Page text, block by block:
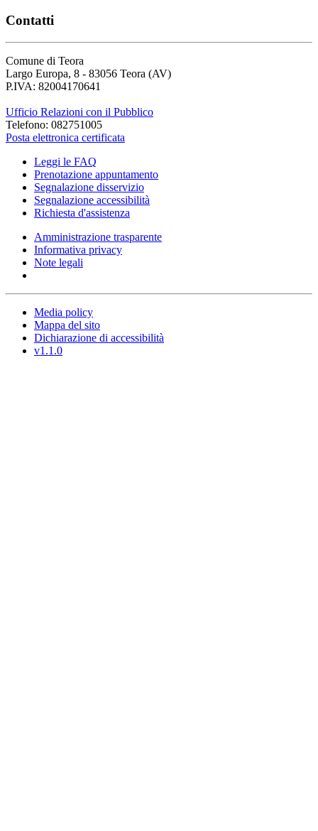
Contatti
Comune di Teora
Largo Europa, 8 - 83056 Teora (AV)
P.IVA: 82004170641
Ufficio Relazioni con il Pubblico
Telefono: 082751005
Posta elettronica certificata
Leggi le FAQ
Prenotazione appuntamento
Segnalazione disservizio
Segnalazione accessibilità
Richiesta d'assistenza
Amministrazione trasparente
Informativa privacy
Note legali
Media policy
Mappa del sito
Dichiarazione di accessibilità
v1.1.0